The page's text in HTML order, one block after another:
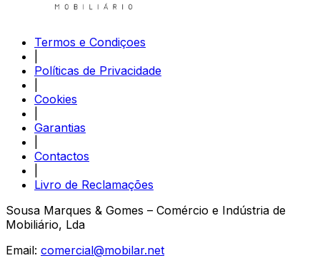
Termos e Condiçoes
Políticas de Privacidade
Cookies
Garantias
Contactos
Livro de Reclamações
Sousa Marques & Gomes – Comércio e Indústria de
Mobiliário, Lda
Email: comercial@mobilar.net